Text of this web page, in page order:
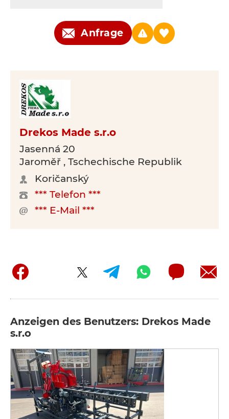
Anfrage
Drekos Made s.r.o
Jasenná 20
Jaroměř , Tschechische Republik
Koričanský
*** Telefon ***
*** E-Mail ***
Anzeigen des Benutzers: Drekos Made
s.r.o